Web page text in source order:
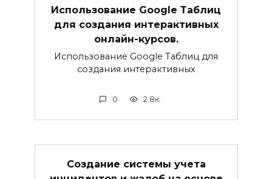
Использование Google Таблиц
для создания интерактивных
онлайн-курсов.
Использование Google Таблиц для
создания интерактивных
0 2.8к.
Создание системы учета